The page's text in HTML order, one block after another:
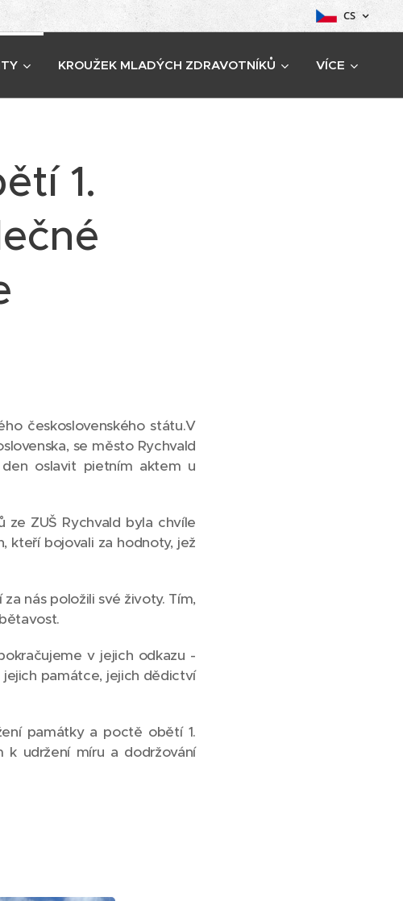
CS
KROUŽEK MLADÝCH ZDRAVOTNÍKŮ VÍCE
1.
československého státu.V
se město Rychvald
oslavit pietním aktem u
ZUŠ Rychvald byla chvíle
kteří bojovali za hodnoty, jež
nás položili své životy. Tím,
v jejich odkazu -
památce, jejich dědictví
památky a poctě obětí 1.
k udržení míru a dodržování